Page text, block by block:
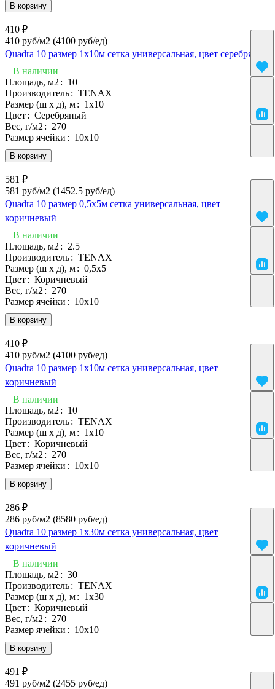
В корзину
410 ₽
410 руб/м2 (4100 руб/eд)
Quadra 10 размер 1х10м сетка универсальная, цвет серебряный
В наличии
В корзину
Площадь, м2: 10
Производитель: TENAX
Размер (ш х д), м: 1х10
Цвет: Серебряный
Вес, г/м2: 270
Размер ячейки : 10х10
581 ₽
581 руб/м2 (1452.5 руб/eд)
Quadra 10 размер 0,5х5м сетка универсальная, цвет
коричневый
В наличии
В корзину
Площадь, м2: 2.5
Производитель: TENAX
Размер (ш х д), м: 0,5x5
Цвет: Коричневый
Вес, г/м2: 270
Размер ячейки : 10х10
410 ₽
410 руб/м2 (4100 руб/eд)
Quadra 10 размер 1х10м сетка универсальная, цвет
коричневый
В наличии
В корзину
Площадь, м2: 10
Производитель: TENAX
Размер (ш х д), м: 1х10
Цвет: Коричневый
Вес, г/м2: 270
Размер ячейки : 10х10
286 ₽
286 руб/м2 (8580 руб/eд)
Quadra 10 размер 1х30м сетка универсальная, цвет
коричневый
В наличии
В корзину
Площадь, м2: 30
Производитель: TENAX
Размер (ш х д), м: 1х30
Цвет: Коричневый
Вес, г/м2: 270
Размер ячейки : 10х10
491 ₽
491 руб/м2 (2455 руб/eд)